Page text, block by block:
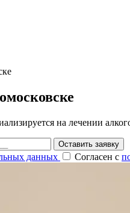
на лечении
Оставить заявку
данных Согласен с